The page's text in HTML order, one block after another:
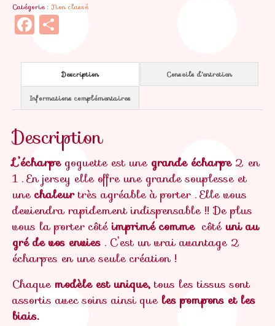
Catégorie : Non classé
Facebook
Description Conseils d'entretien
Informations complémentaires
Description
L’écharpe goguette est une grande écharpe2 en
1 . En jersey elle offre une grande souplesse et
une chaleurtrès agréable à porter . Elle vous
deviendra rapidement indispensable !! De plus
vous la porter côté imprimé comme côté uni au
gré de vos envies . C’est un vrai avantage 2
écharpes en une seule création !
Chaque modèle est unique, tous les tissus sont
assortis avec soins ainsi que les pompons et les
biais.